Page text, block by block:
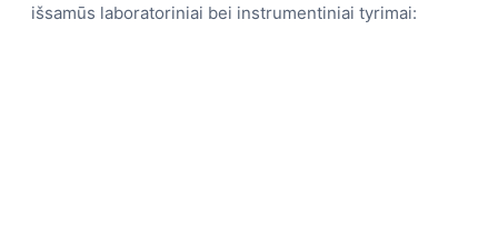
išsamūs laboratoriniai bei instrumentiniai tyrimai: